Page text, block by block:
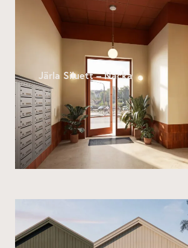
Järla Siluett – Nacka